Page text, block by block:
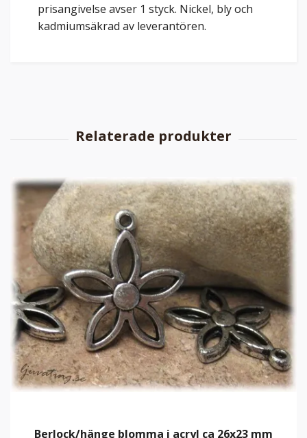
prisangivelse avser 1 styck. Nickel, bly och
kadmiumsäkrad av leverantören.
Berlock/hänge blomma i acryl ca 26x23 mm